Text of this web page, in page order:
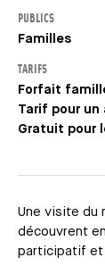
PUBLICS
Familles
TARIFS
Forfait
Tarif pour
Gratuit pour
Une visite du
découvrent
participatif et